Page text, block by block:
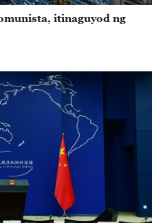
itinaguyod ng